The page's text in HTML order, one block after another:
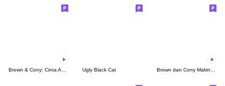
Brown & Cony: Cinta Abadi Ugly Black Cat Brown dan Cony Makin Mesra